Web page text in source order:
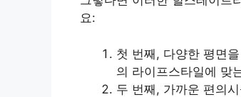
요:
첫 번째, 다양한 평면
의 라이프스타일에 맞
두 번째, 가까운 편의